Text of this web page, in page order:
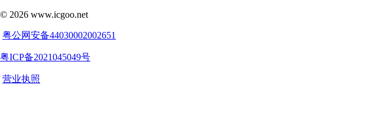
© 2026 www.icgoo.net
粤公网安备44030002002651
粤ICP备2021045049号
营业执照